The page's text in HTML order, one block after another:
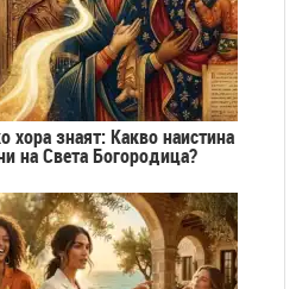
хора знаят: Какво наистина
на Света Богородица?